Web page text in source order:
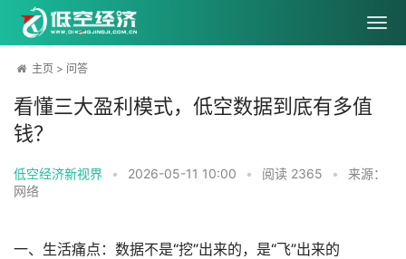
主页 > 问答
看懂三大盈利模式，低空数据到底有多值
钱？
低空经济新视界 • 2026-05-11 10:00 • 阅读 2365 •
来源：
网络
一、生活痛点：数据不是“挖”出来的，是“飞”出来的